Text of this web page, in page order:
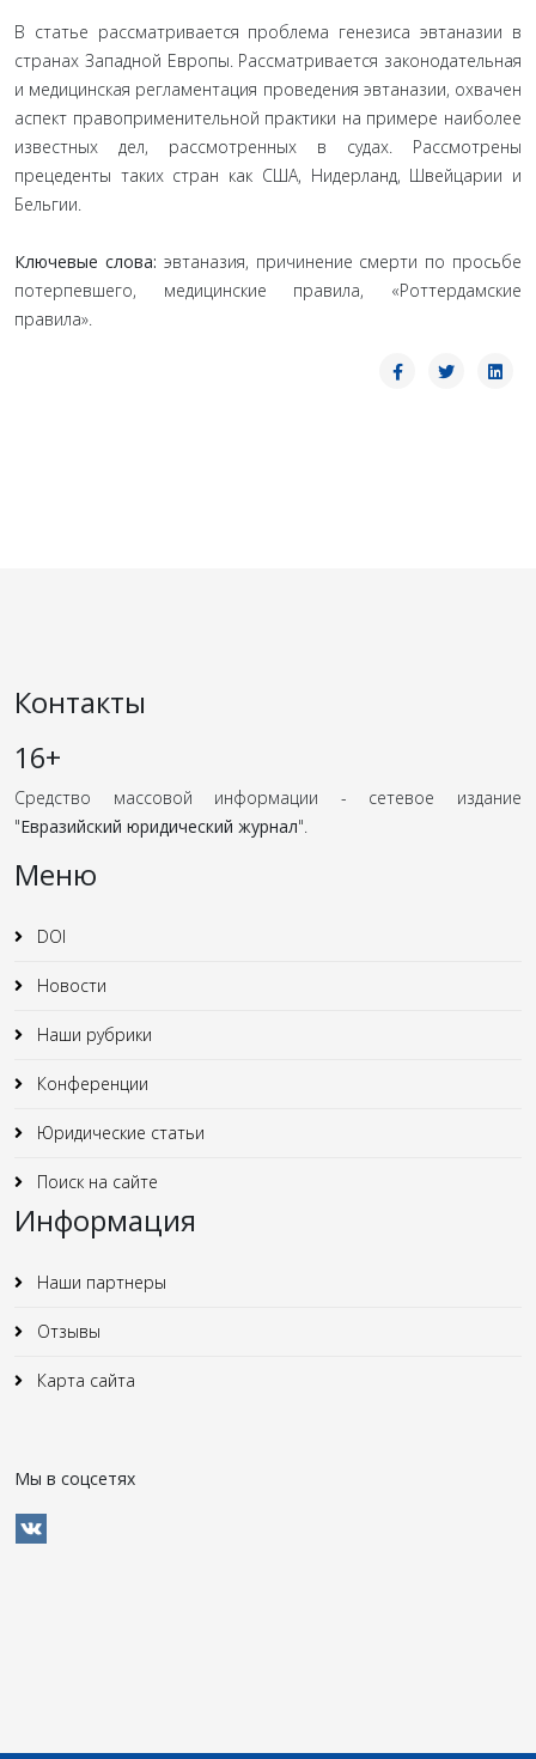
В статье рассматривается проблема генезиса эвтаназии в
странах Западной Европы. Рассматривается законодательная
и медицинская регламентация проведения эвтаназии, охвачен
аспект правоприменительной практики на примере наиболее
известных дел, рассмотренных в судах. Рассмотрены
прецеденты таких стран как США, Нидерланд, Швейцарии и
Бельгии.
Ключевые слова: эвтаназия, причинение смерти по просьбе
потерпевшего, медицинские правила, «Роттердамские
правила».
Контакты
16+
Средство массовой информации - сетевое издание
"Евразийский юридический журнал".
Меню
DOI
Новости
Наши рубрики
Конференции
Юридические статьи
Поиск на сайте
Информация
Наши партнеры
Отзывы
Карта сайта
Мы в соцсетях